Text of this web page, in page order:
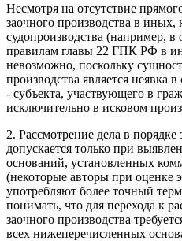
Несмотря на отсутствие
заочного производства в иных,
судопроизводства (например, в
правилам главы 22 ГПК РФ в
невозможно, поскольку
производства является неявка
- субъекта, участвующего в
исключительно в исковом
2. Рассмотрение дела в порядке
допускается только при
оснований, установленных
(некоторые авторы при оценке
употребляют более точный
понимать, что для перехода к
заочного производства
всех нижеперечисленных